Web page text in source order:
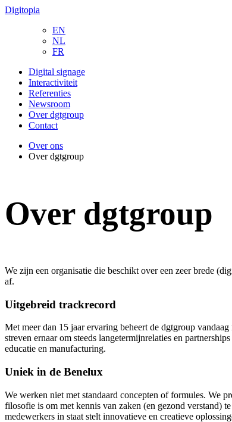
Digitopia
EN
NL
FR
Digital signage
Interactiviteit
Referenties
Newsroom
Over dgtgroup
Contact
Over ons
Over dgtgroup
Over dgtgroup
We zijn een organisatie die beschikt over een zeer brede
af.
Uitgebreid trackrecord
Met meer dan 15 jaar ervaring beheert de dgtgroup
streven ernaar om steeds langetermijnrelaties en
educatie en manufacturing.
Uniek in de Benelux
We werken niet met standaard concepten of formules. We
filosofie is om met kennis van zaken (en gezond verstand)
medewerkers in staat stelt innovatieve en creatieve